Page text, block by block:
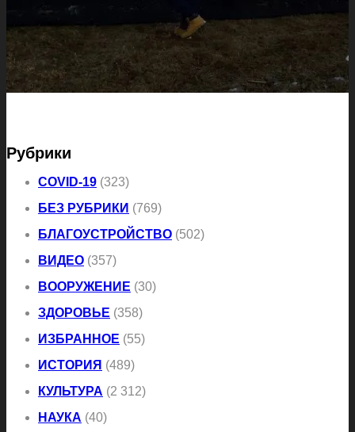
Рубрики
COVID-19 (323)
БЕЗ РУБРИКИ (769)
БЛАГОУСТРОЙСТВО (502)
ВИДЕО (357)
ВООРУЖЕНИЕ (30)
ЗДОРОВЬЕ (358)
ИЗБРАННОЕ (55)
ИСТОРИЯ (489)
КУЛЬТУРА (2 312)
НАУКА (40)